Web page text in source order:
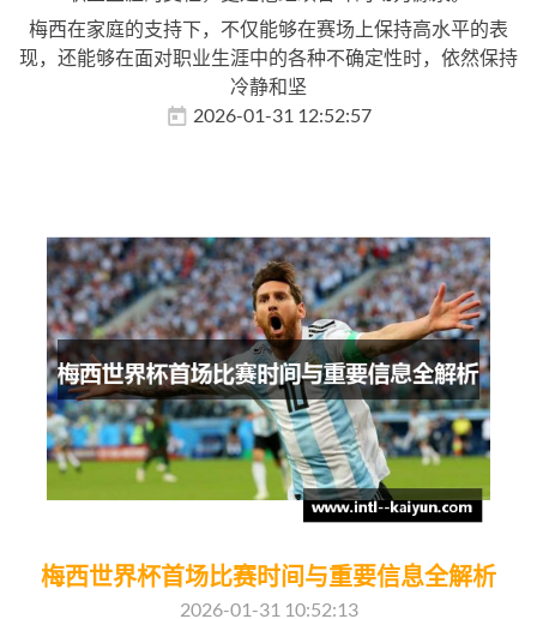
梅西在家庭的支持下，不仅能够在赛场上保持高水平的表
现，还能够在面对职业生涯中的各种不确定性时，依然保持
冷静和坚
2026-01-31 12:52:57
梅西世界杯首场比赛时间与重要信息全解析
2026-01-31 10:52:13